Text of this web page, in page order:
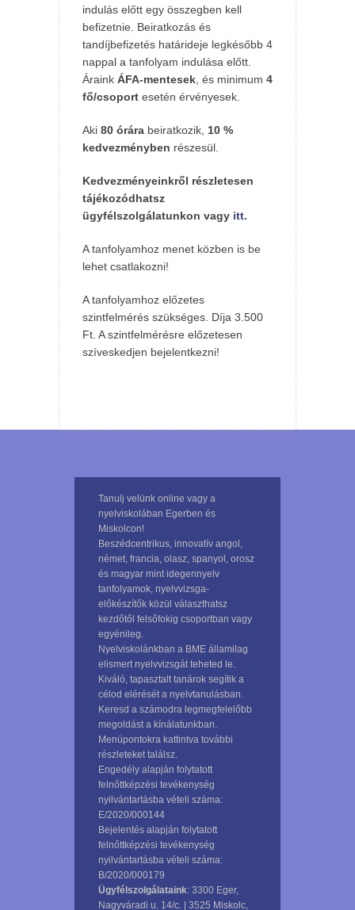
indulás előtt egy összegben kell
befizetnie. Beiratkozás és
tandíjbefizetés határideje legkésőbb 4
nappal a tanfolyam indulása előtt.
Áraink ÁFA-mentesek, és minimum 4
fő/csoport esetén érvényesek.
Aki 80 órára beiratkozik, 10 %
kedvezményben részesül.
Kedvezményeinkről részletesen
tájékozódhatsz
ügyfélszolgálatunkon vagy itt.
A tanfolyamhoz menet közben is be
lehet csatlakozni!
A tanfolyamhoz előzetes
szintfelmérés szükséges. Díja 3.500
Ft. A szintfelmérésre előzetesen
szíveskedjen bejelentkezni!
Tanulj velünk online vagy a
nyelviskolában Egerben és
Miskolcon!
Beszédcentrikus, innovatív angol,
német, francia, olasz, spanyol, orosz
és magyar mint idegennyelv
tanfolyamok, nyelvvizsga-
előkészítők közül választhatsz
kezdőtől felsőfokig csoportban vagy
egyénileg.
Nyelviskolánkban a BME államilag
elismert nyelvvizsgát teheted le.
Kiváló, tapasztalt tanárok segítik a
célod elérését a nyelvtanulásban.
Keresd a számodra legmegfelelőbb
megoldást a kínálatunkban.
Menüpontokra kattintva további
részleteket találsz.
Engedély alapján folytatott
felnőttképzési tevékenység
nyilvántartásba vételi száma:
E/2020/000144
Bejelentés alapján folytatott
felnőttképzési tevékenység
nyilvántartásba vételi száma:
B/2020/000179
Ügyfélszolgálataink: 3300 Eger,
Nagyváradi u. 14/c. | 3525 Miskolc,